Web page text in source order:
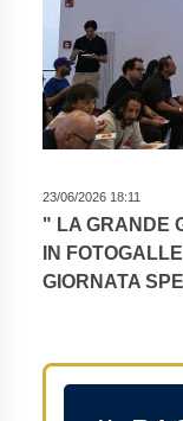
23/06/2026 18:11
" LA GRANDE
IN
GIORNATA